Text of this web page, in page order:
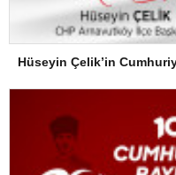
Hüseyin Çelik’in